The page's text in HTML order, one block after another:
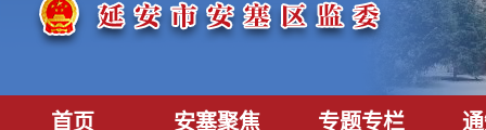
首页 安塞聚焦 专题专栏